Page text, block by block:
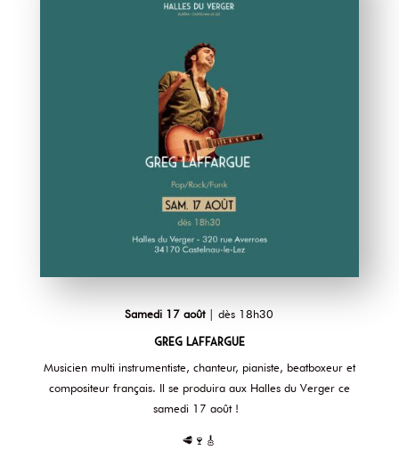
Samedi 17 août| dès 18h30
Greg Laffargue
Musicien multi instrumentiste, chanteur, pianiste, beatboxeur et
compositeur français. Il se produira aux Halles du Verger ce
samedi 17 août !
🥩🍷🎸